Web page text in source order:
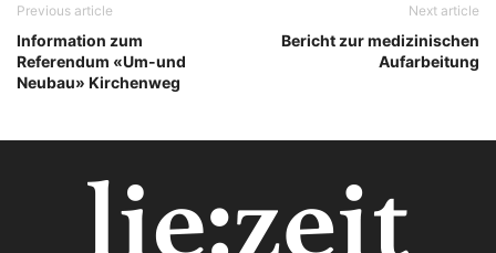
Previous article
Information zum
Referendum «Um-und
Neubau» Kirchenweg
Next article
Bericht zur medizinischen
Aufarbeitung